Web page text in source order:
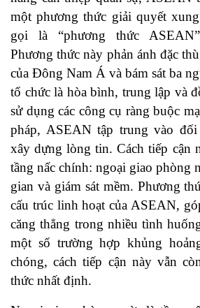
một phương thức giải quyết
gọi là “phương thức
Phương thức này phản ánh đặc
của Đông Nam Á và bám sát ba
tổ chức là hòa bình, trung lập và
sử dụng các công cụ ràng buộc
pháp, ASEAN tập trung vào
xây dựng lòng tin. Cách tiếp cận
tầng nấc chính: ngoại giao phòng
gian và giám sát mềm. Phương
cấu trúc linh hoạt của ASEAN,
căng thẳng trong nhiều tình
một số trường hợp khủng
chóng, cách tiếp cận này vẫn
thức nhất định.